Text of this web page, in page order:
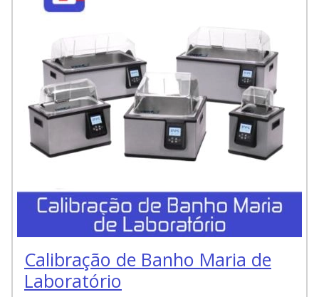
Calibração de Banho Maria de
Laboratório